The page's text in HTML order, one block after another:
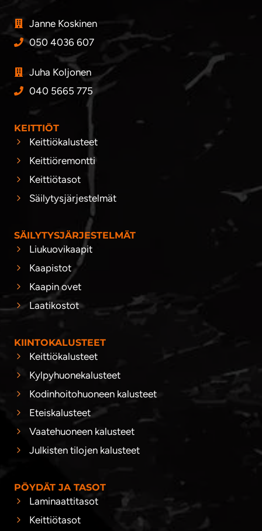
Janne Koskinen
050 4036 607
Juha Koljonen
040 5665 775
KEITTIÖT
Keittiökalusteet
Keittiöremontti
Keittiötasot
Säilytysjärjestelmät
SÄILYTYSJÄRJESTELMÄT
Liukuovikaapit
Kaapistot
Kaapin ovet
Laatikostot
KIINTOKALUSTEET
Keittiökalusteet
Kylpyhuonekalusteet
Kodinhoitohuoneen kalusteet
Eteiskalusteet
Vaatehuoneen kalusteet
Julkisten tilojen kalusteet
PÖYDÄT JA TASOT
Laminaattitasot
Keittiötasot